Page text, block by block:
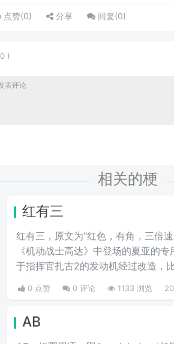
点赞(0) 分享 回复(0)
0 )
相关的梗
红有三
红有三，原文为“红色，有角，三倍
《机动战士高达》中登场的夏亚的
于指挥官扎古2的发动机经过改造，
力高30%，在夏亚的精准操作下，显
三倍。而红色有角三倍速也被看作是
0 点赞 0 评论 1133 浏览
AB